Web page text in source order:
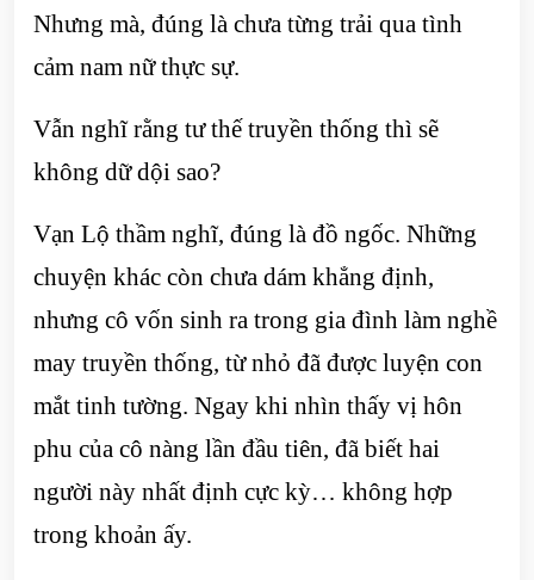
Nhưng mà, đúng là chưa từng trải qua tình
cảm nam nữ thực sự.
Vẫn nghĩ rằng tư thế truyền thống thì sẽ
không dữ dội sao?
Vạn Lộ thầm nghĩ, đúng là đồ ngốc. Những
chuyện khác còn chưa dám khẳng định,
nhưng cô vốn sinh ra trong gia đình làm nghề
may truyền thống, từ nhỏ đã được luyện con
mắt tinh tường. Ngay khi nhìn thấy vị hôn
phu của cô nàng lần đầu tiên, đã biết hai
người này nhất định cực kỳ… không hợp
trong khoản ấy.